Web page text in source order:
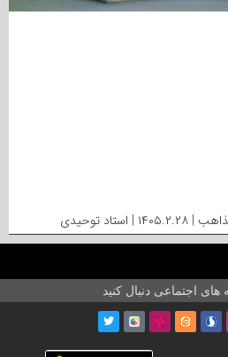
توحیدی
های اجتماعی دنبال کنید